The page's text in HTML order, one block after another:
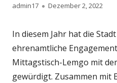
Autor
admin17
Veröffentlicht
Dezember 2, 2022
In diesem Jahr hat die
ehrenamtliche
Mittagstisch-Lemgo mit
gewürdigt. Zusammen mit